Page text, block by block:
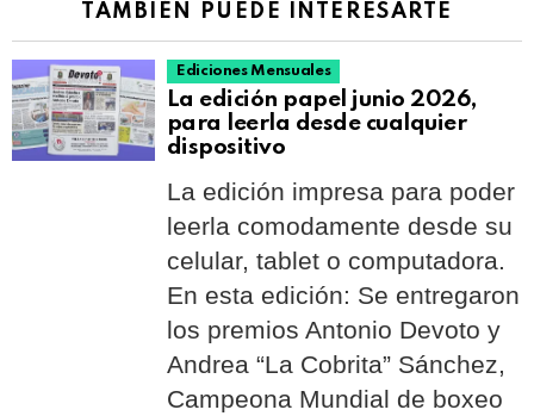
TAMBIÉN PUEDE INTERESARTE
Ediciones Mensuales
La edición papel junio 2026,
para leerla desde cualquier
dispositivo
La edición impresa para poder
leerla comodamente desde su
celular, tablet o computadora.
En esta edición: Se entregaron
los premios Antonio Devoto y
Andrea “La Cobrita” Sánchez,
Campeona Mundial de boxeo